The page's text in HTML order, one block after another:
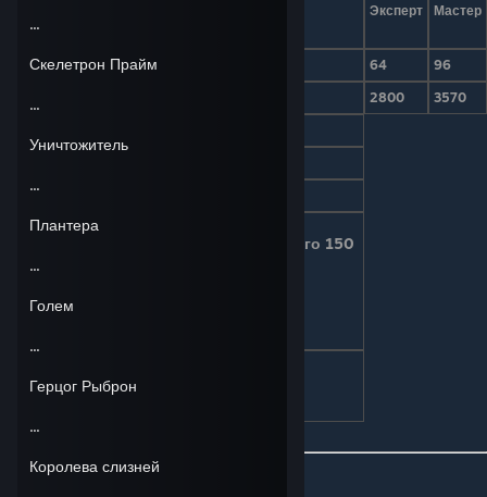
...
Скелетрон Прайм
...
Уничтожитель
...
Плантера
...
Голем
...
Герцог Рыброн
...
Королева слизней
сложности
Эксперт Мастер
Урон 40 64
96
2800
3570
Разновидность
При убийстве каждого 150
Иконка на